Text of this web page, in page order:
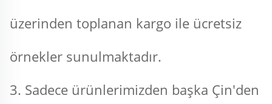
üzerinden toplanan kargo ile ücretsiz
örnekler sunulmaktadır.
3. Sadece ürünlerimizden başka Çin'den